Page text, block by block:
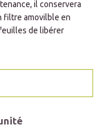
il conservera
filtre amovilble en
de libérer